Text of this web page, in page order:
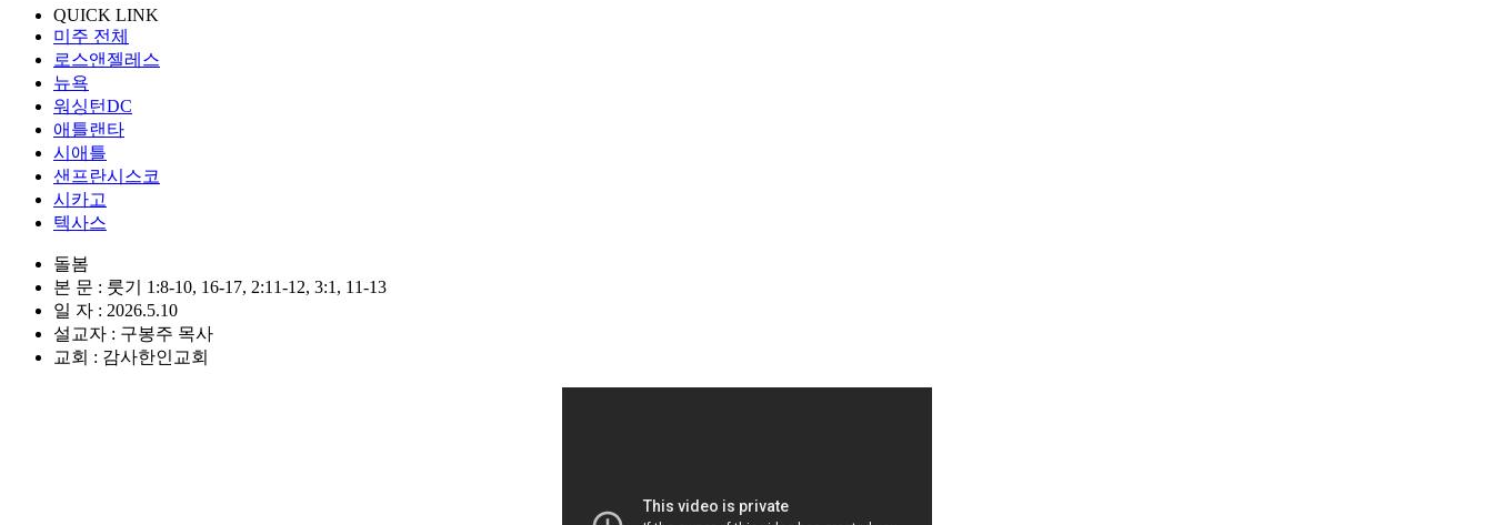
QUICK LINK
미주 전체
로스앤젤레스
뉴욕
워싱턴DC
애틀랜타
시애틀
샌프란시스코
시카고
텍사스
돌봄
본 문 : 룻기 1:8-10, 16-17, 2:11-12, 3:1, 11-13
일 자 : 2026.5.10
설교자 : 구봉주 목사
교회 : 감사한인교회